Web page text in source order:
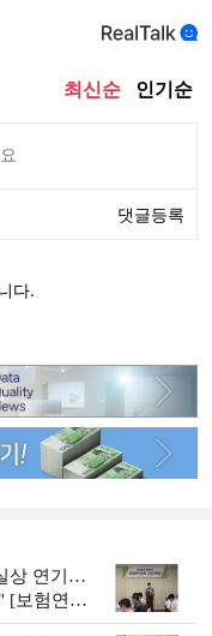
상 연기…
[보험연수